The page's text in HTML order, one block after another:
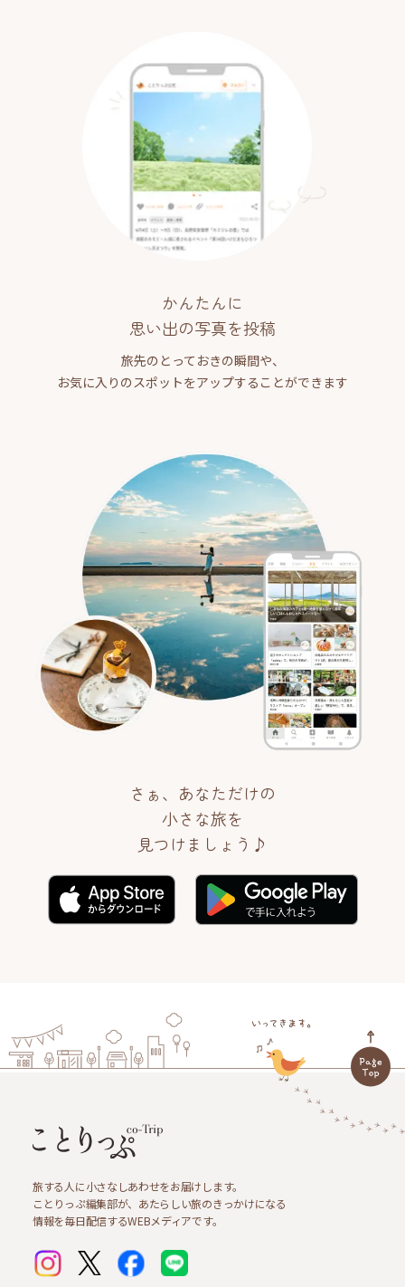
かんたんに
思い出の写真を投稿
旅先のとっておきの瞬間や、
お気に入りのスポットをアップすることができます
さぁ、あなただけの
小さな旅を
見つけましょう♪
旅する人に小さなしあわせをお届けします。
ことりっぷ編集部が、あたらしい旅のきっかけになる
情報を毎日配信するWEBメディアです。